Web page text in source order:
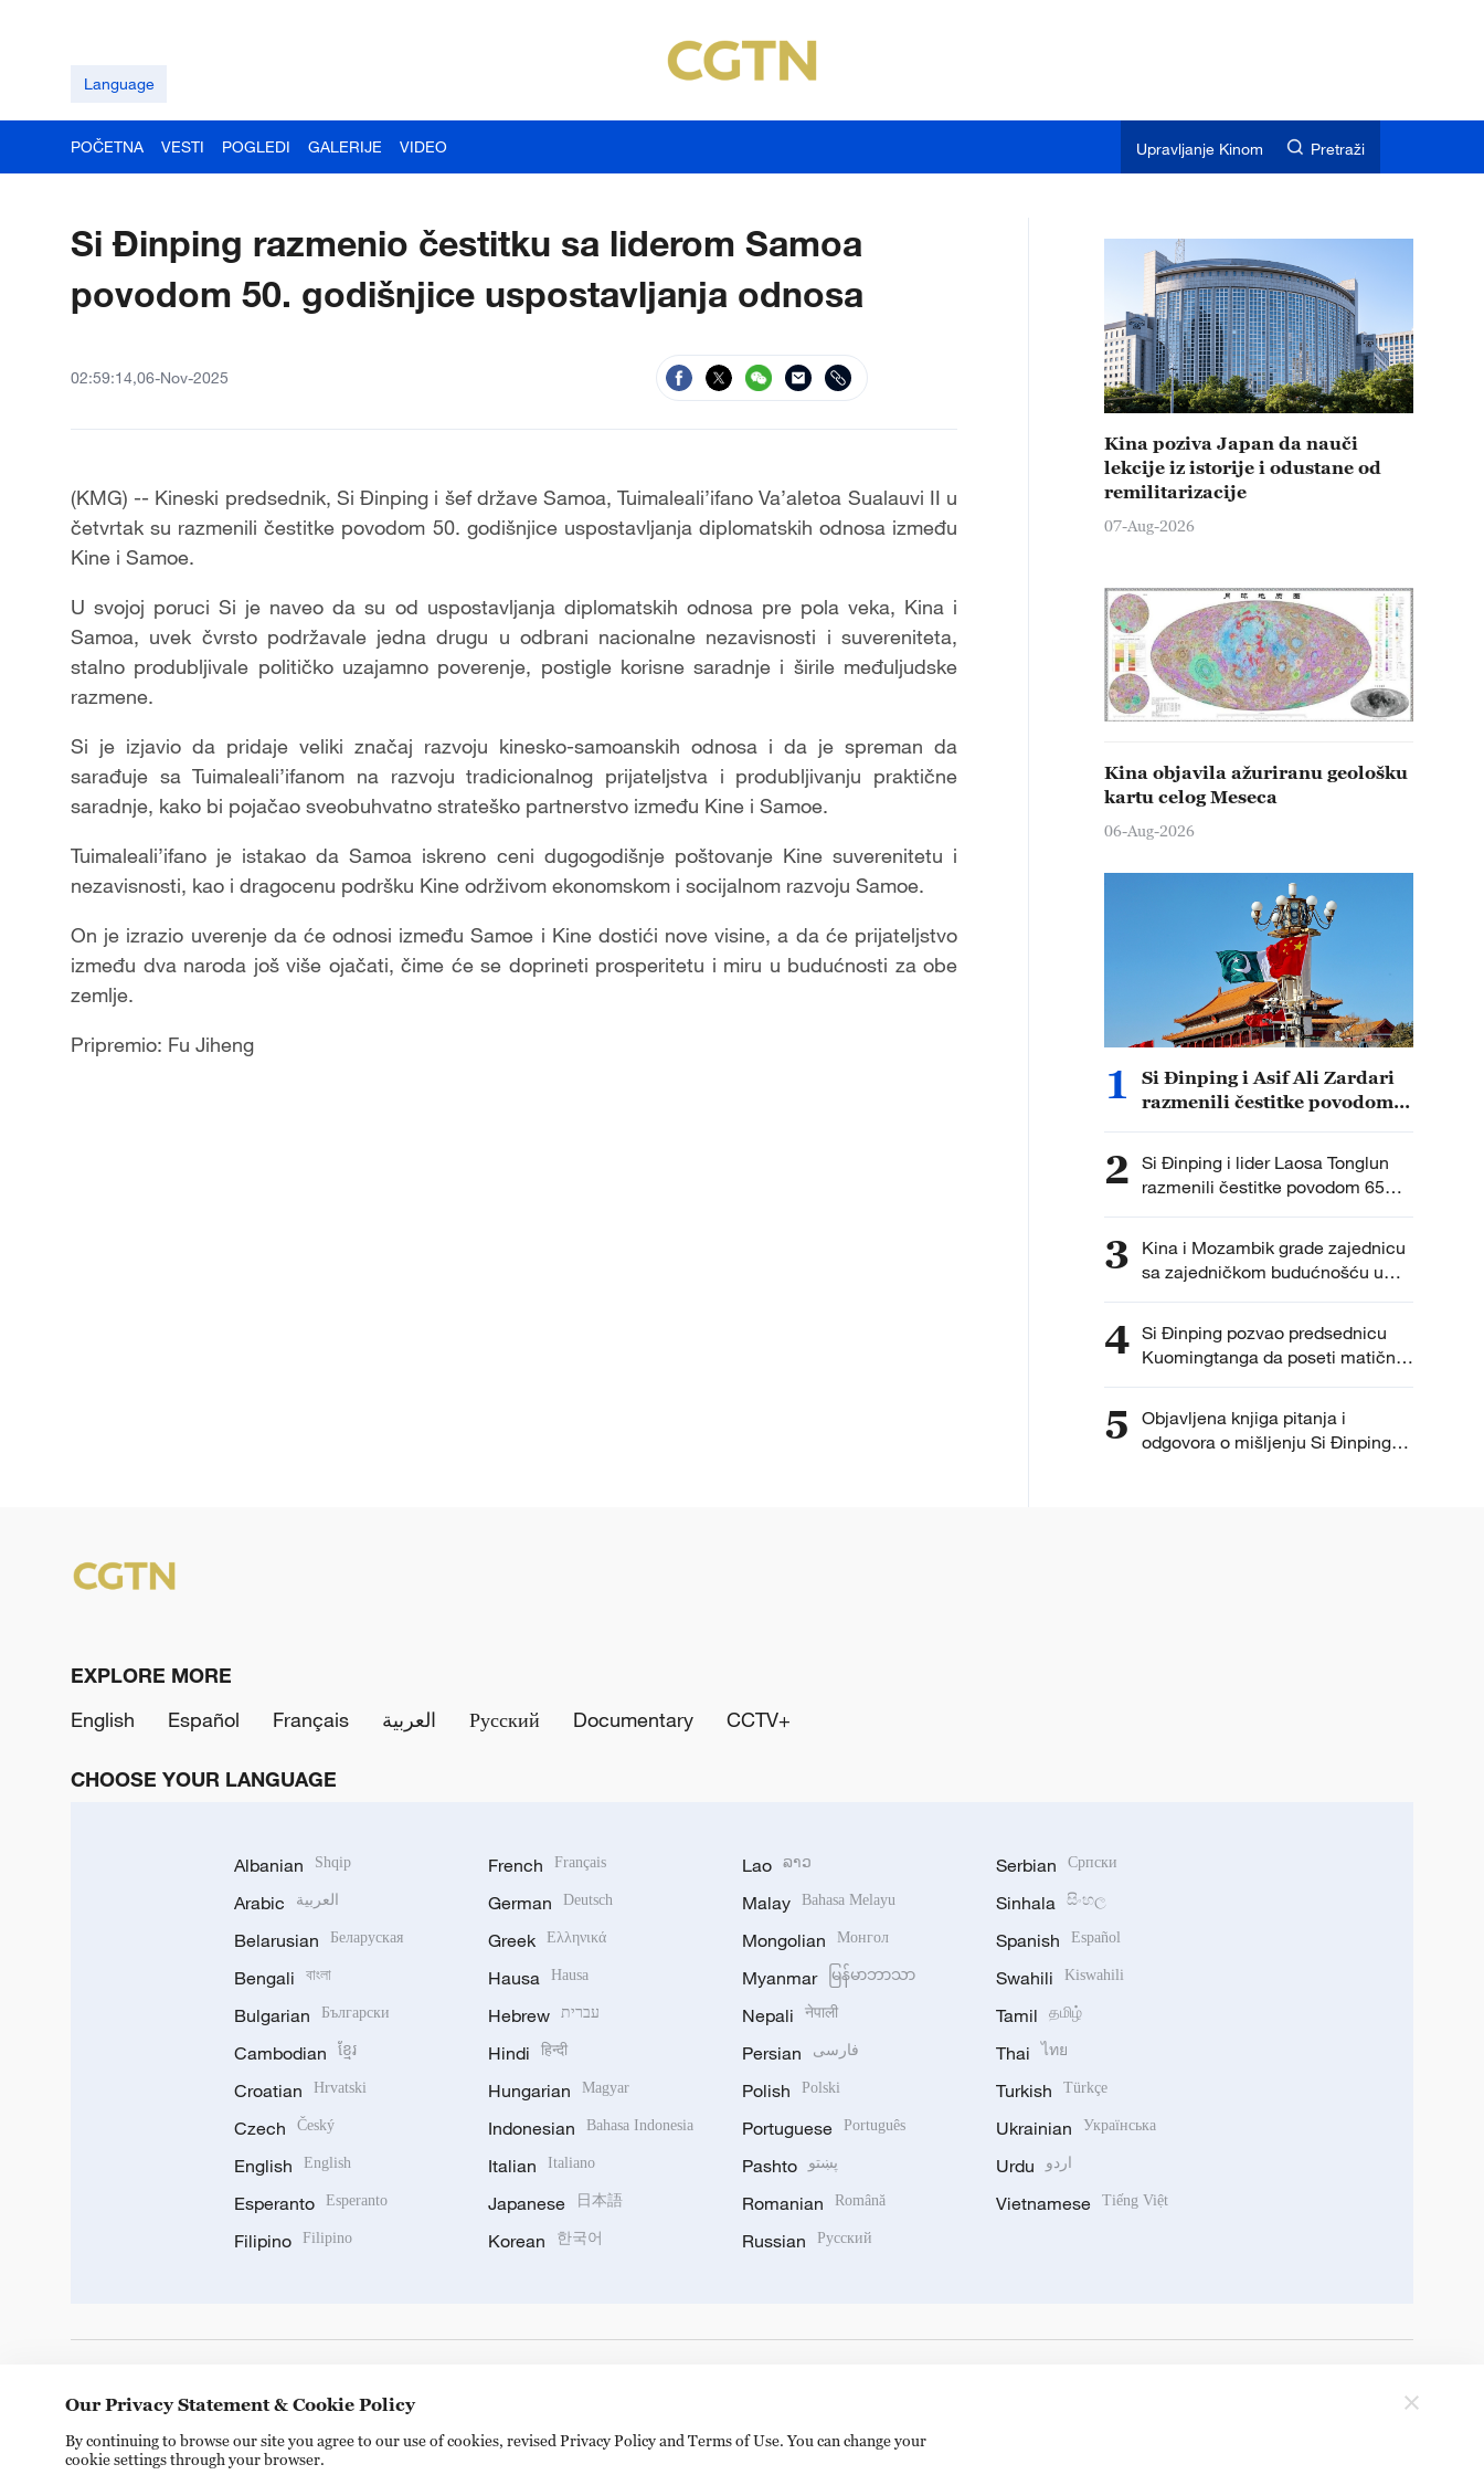
Language
POČETNA VESTI POGLEDI GALERIJE VIDEO Upravljanje Kinom Pretraži
Si Đinping razmenio čestitku sa liderom Samoa
povodom 50. godišnjice uspostavljanja odnosa
02:59:14,06-Nov-2025
(KMG) -- Kineski predsednik, Si Đinping i šef države Samoa, Tuimaleali’ifano Va’aletoa Sualauvi II u
četvrtak su razmenili čestitke povodom 50. godišnjice uspostavljanja diplomatskih odnosa između
Kine i Samoe.
U svojoj poruci Si je naveo da su od uspostavljanja diplomatskih odnosa pre pola veka, Kina i
Samoa, uvek čvrsto podržavale jedna drugu u odbrani nacionalne nezavisnosti i suvereniteta,
stalno produbljivale političko uzajamno poverenje, postigle korisne saradnje i širile međuljudske
razmene.
Si je izjavio da pridaje veliki značaj razvoju kinesko-samoanskih odnosa i da je spreman da
sarađuje sa Tuimaleali’ifanom na razvoju tradicionalnog prijateljstva i produbljivanju praktične
saradnje, kako bi pojačao sveobuhvatno strateško partnerstvo između Kine i Samoe.
Tuimaleali’ifano je istakao da Samoa iskreno ceni dugogodišnje poštovanje Kine suverenitetu i
nezavisnosti, kao i dragocenu podršku Kine održivom ekonomskom i socijalnom razvoju Samoe.
On je izrazio uverenje da će odnosi između Samoe i Kine dostići nove visine, a da će prijateljstvo
između dva naroda još više ojačati, čime će se doprineti prosperitetu i miru u budućnosti za obe
zemlje.
Pripremio: Fu Jiheng
Kina poziva Japan da nauči
lekcije iz istorije i odustane od
remilitarizacije
07-Aug-2026
Kina objavila ažuriranu geološku
kartu celog Meseca
06-Aug-2026
1
Si Đinping i Asif Ali Zardari
razmenili čestitke povodom
2 Si Đinping i lider Laosa Tonglun
razmenili čestitke povodom 65
godina diplomatskih odnosa
3
Kina i Mozambik grade zajednicu
sa zajedničkom budućnošću u
novoj eri
4 Si Đinping pozvao predsednicu
Kuomingtanga da poseti matični
deo Kine
5
Objavljena knjiga pitanja i
odgovora o mišljenju Si Đinpinga
EXPLORE MORE
English
Español Français العربية Русский Documentary CCTV+
CHOOSE YOUR LANGUAGE
Albanian Shqip
Arabic العربية
Belarusian Беларуская
Bengali বাংলা
Bulgarian Български
Cambodian ខ្មែរ
Croatian Hrvatski
Czech Český
English English
Esperanto Esperanto
Filipino Filipino
French Français
German Deutsch
Greek Ελληνικά
Hausa Hausa
Hebrew עברית
Hindi हिन्दी
Hungarian Magyar
Indonesian Bahasa Indonesia
Italian Italiano
Japanese 日本語
Korean 한국어
Lao ລາວ
Malay Bahasa Melayu
Mongolian Монгол
Myanmar မြန်မာဘာသာ
Nepali नेपाली
Persian فارسی
Polish Polski
Portuguese Português
Pashto پښتو
Romanian Română
Russian Русский
Serbian Српски
Sinhala සිංහල
Spanish Español
Swahili Kiswahili
Tamil தமிழ்
Thai ไทย
Turkish Türkçe
Ukrainian Українська
Urdu اردو
Vietnamese Tiếng Việt
Our Privacy Statement & Cookie Policy
By continuing to browse our site you agree to our use of cookies, revised Privacy Policy and Terms of Use. You can change your
cookie settings through your browser.